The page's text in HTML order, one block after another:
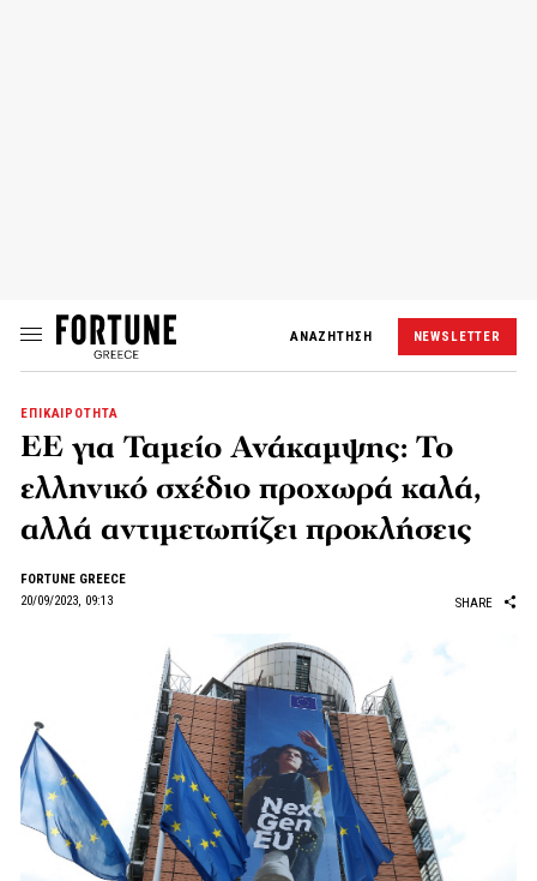
ΑΝΑΖΗΤΗΣΗ NEWSLETTER
ΕΠΙΚΑΙΡΟΤΗΤΑ
ΕΕ για Ταμείο Ανάκαμψης: Το
ελληνικό σχέδιο προχωρά καλά,
αλλά αντιμετωπίζει προκλήσεις
FORTUNE GREECE
20/09/2023, 09:13
SHARE